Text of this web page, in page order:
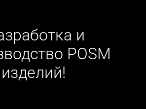
и
POSM
изделий!